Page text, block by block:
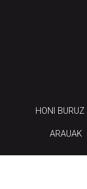
HONI BURUZ
ARAUAK